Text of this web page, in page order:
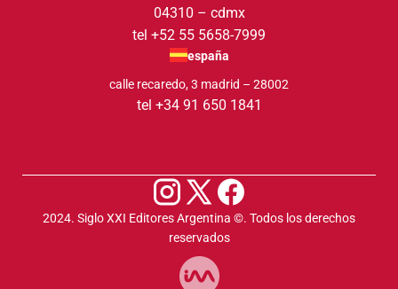
04310 – cdmx
tel +52 55 5658-7999
españa
calle recaredo, 3 madrid – 28002
tel +34 91 650 1841
2024. Siglo XXI Editores Argentina ©️. Todos los derechos
reservados